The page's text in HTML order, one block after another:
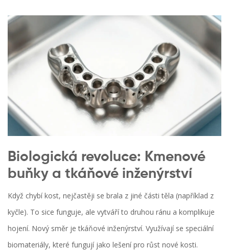
Biologická revoluce: Kmenové
buňky a tkáňové inženýrství
Když chybí kost, nejčastěji se brala z jiné části těla (například z
kyčle). To sice funguje, ale vytváří to druhou ránu a komplikuje
hojení. Nový směr jetkáňové inženýrství. Využívají se speciální
biomateriály, které fungují jako lešení pro růst nové kosti.